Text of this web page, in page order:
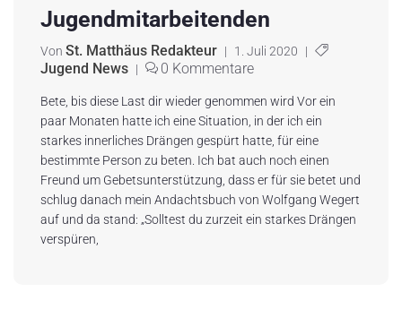
Jugendmitarbeitenden
Von St. Matthäus Redakteur | 1. Juli 2020 |
Jugend News | 0 Kommentare
Bete, bis diese Last dir wieder genommen wird Vor ein
paar Monaten hatte ich eine Situation, in der ich ein
starkes innerliches Drängen gespürt hatte, für eine
bestimmte Person zu beten. Ich bat auch noch einen
Freund um Gebetsunterstützung, dass er für sie betet und
schlug danach mein Andachtsbuch von Wolfgang Wegert
auf und da stand: „Solltest du zurzeit ein starkes Drängen
verspüren,